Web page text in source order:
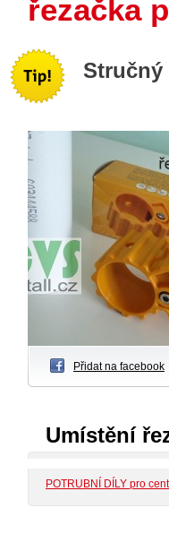
řezačka
Přidat na facebook
Umístění
POTRUBNÍ DÍLY pro